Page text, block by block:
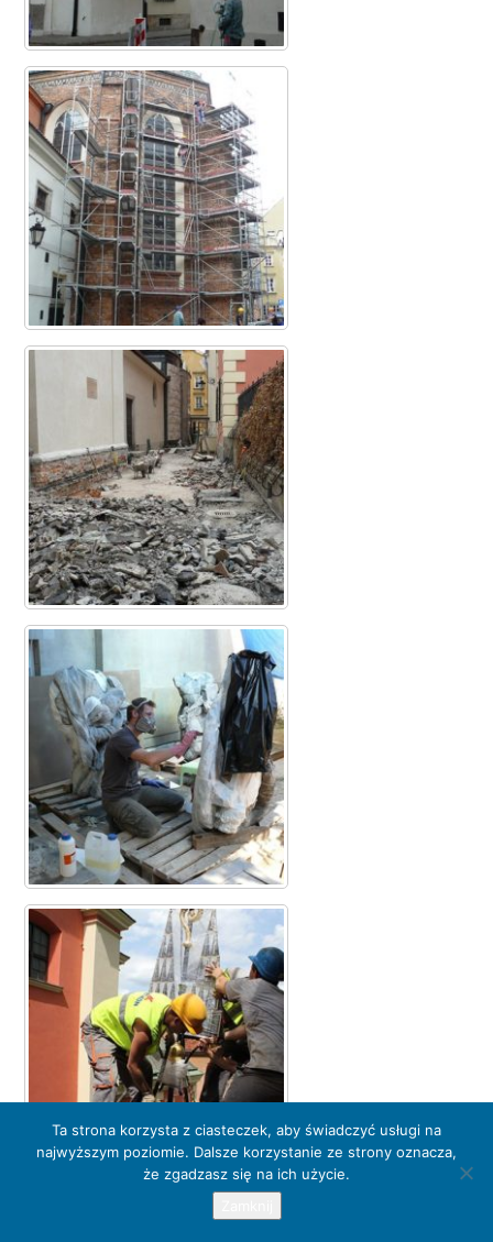
Ta strona korzysta z ciasteczek, aby świadczyć usługi na
najwyższym poziomie. Dalsze korzystanie ze strony oznacza,
że zgadzasz się na ich użycie.